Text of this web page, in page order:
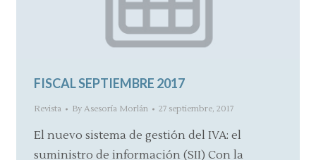
FISCAL SEPTIEMBRE 2017
Revista By Asesoría Morlán 27 septiembre, 2017
El nuevo sistema de gestión del IVA: el
suministro de información (SII) Con la